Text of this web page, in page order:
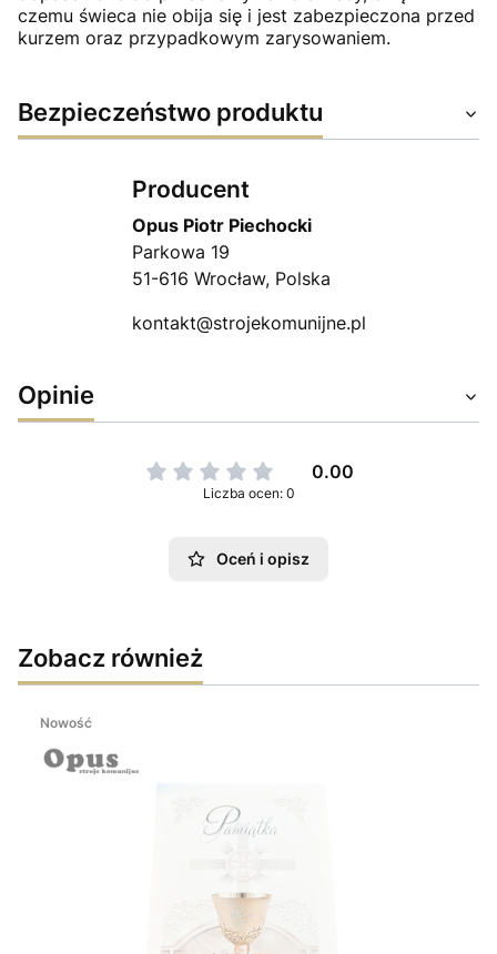
czemu świeca nie obija się i jest zabezpieczona przed
kurzem oraz przypadkowym zarysowaniem.
Bezpieczeństwo produktu
Producent
Opus Piotr Piechocki
Parkowa 19
51-616 Wrocław, Polska
kontakt@strojekomunijne.pl
Opinie
0.00
Liczba ocen: 0
Oceń i opisz
Zobacz również
Nowość